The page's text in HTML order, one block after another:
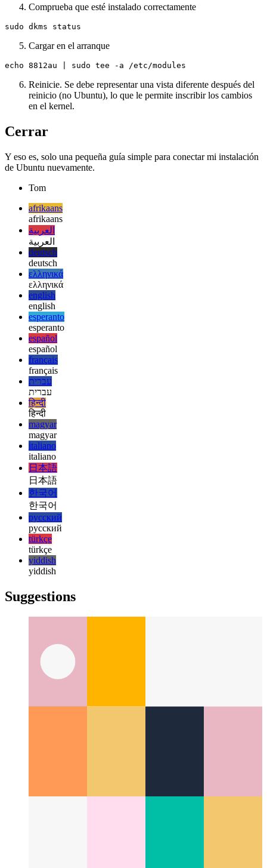
Cargar en el arranque
Reinicie. Se debe representar una vista diferente después del
en el kernel.
Y eso es, solo una pequeña guía simple para conectar mi instalación
de Ubuntu nuevamente.
Tom
afrikaans
afrikaans
العربية
العربية
deutsch
deutsch
ελληνικά
ελληνικά
english
english
esperanto
esperanto
español
español
français
français
עברית
עברית
हिन्दी
हिन्दी
magyar
magyar
italiano
italiano
日本語
日本語
한국어
한국어
русский
русский
türkçe
yiddish
Suggestions